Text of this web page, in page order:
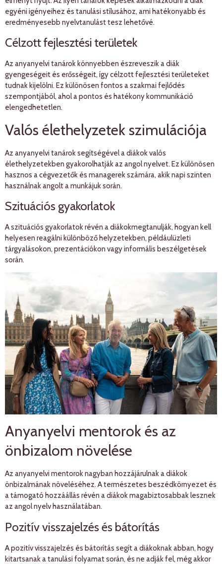
egyéni igényeihez és tanulási stílusához, ami hatékonyabb és
eredményesebb nyelvtanulást tesz lehetővé.
Célzott fejlesztési területek
Az anyanyelvi tanárok könnyebben észreveszik a diák
gyengeségeit és erősségeit, így célzott fejlesztési területeket
tudnak kijelölni. Ez különösen fontos a szakmai fejlődés
szempontjából, ahol a pontos és hatékony kommunikáció
elengedhetetlen.
Valós élethelyzetek szimulációja
Az anyanyelvi tanárok segítségével a diákok valós
élethelyzetekben gyakorolhatják az angol nyelvet. Ez különösen
hasznos a cégvezetők és managerek számára, akik napi szinten
használnak angolt a munkájuk során.
Szituációs gyakorlatok
A szituációs gyakorlatok révén a diákokmegtanulják, hogyan kell
helyesen reagálni különböző helyzetekben, példáulüzleti
tárgyalásokon, prezentációkon vagy informális beszélgetések
során.
Anyanyelvi mentorok és az
önbizalom növelése
Az anyanyelvi mentorok nagyban hozzájárulnak a diákok
önbizalmának növeléséhez. A természetes beszédkörnyezet és
a támogató hozzáállás révén a diákok magabiztosabbak lesznek
az angol nyelv használatában.
Pozitív visszajelzés és bátorítás
A pozitív visszajelzés és bátorítás segít a diákoknak abban, hogy
kitartsanak a tanulási folyamat során, és ne adják fel, még akkor